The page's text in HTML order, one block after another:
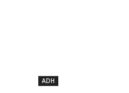
ADH